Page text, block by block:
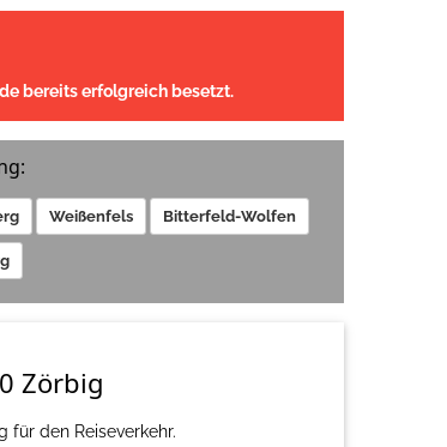
bereits erfolgreich besetzt.
Weißenfels Bitterfeld-Wolfen
Zörbig
für den Reiseverkehr.